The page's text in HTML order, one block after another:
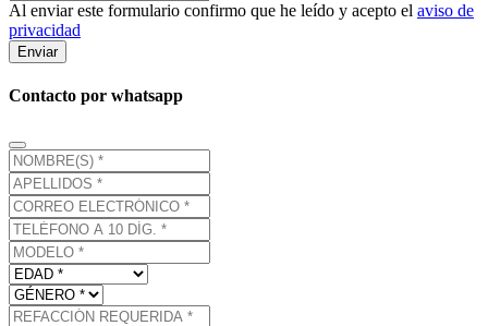
Al enviar este formulario confirmo que he leído y acepto el aviso de
privacidad
Enviar
Contacto por whatsapp